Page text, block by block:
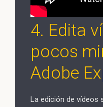
4. Edita
pocos
Adobe
La edición de vídeos